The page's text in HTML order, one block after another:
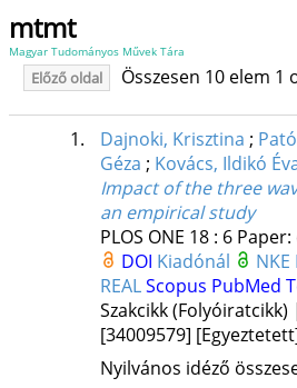
mtmt
Magyar Tudományos Művek Tára
Előző oldal Összesen 10 elem 1
1. Dajnoki, Krisztina ;
Géza ; Kovács, Ildikó
Impact of the three
an empirical study
PLOS ONE 18: 6 Paper:
DOI Kiadónál
REALScopus PubMed
Szakcikk
[34009579]
Nyilvános idéző